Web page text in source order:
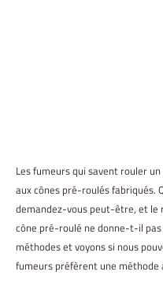
Les fumeurs qui savent rouler
aux cônes pré-roulés fabriqués.
demandez-vous peut-être, et le
cône pré-roulé ne donne-t-il
méthodes et voyons si nous
fumeurs préfèrent une méthode